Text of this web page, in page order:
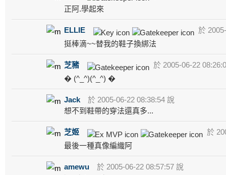
正阿.學起來
ELLIE
於
挺棒滴~~替我的鞋子換綁法
芝豬
於 2005-06-22
� (^_^)(^_^) �
Jack
於 2005-06-22 08:38:54 說
想不到鞋帶的穿法還真多...
芝姬
於
最後一種真像編織阿
amewu
於 2005-06-22 08:57:57 說